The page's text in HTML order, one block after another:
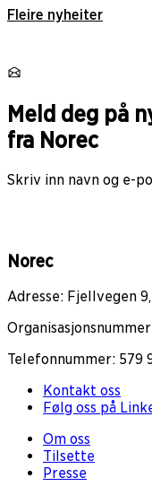
Fleire nyheiter
Meld deg på
fra Norec
Skriv inn navn og e-
Norec
Adresse: Fjellvegen
Organisasjonsnummer
Telefonnummer: 579
Kontakt oss
Følg oss på
Om oss
Tilsette
Presse